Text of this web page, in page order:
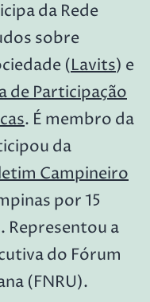
da Rede
sobre
(Lavits) e
de Participação
. É membro da
da
Campineiro
por 15
Representou a
do Fórum
(FNRU).